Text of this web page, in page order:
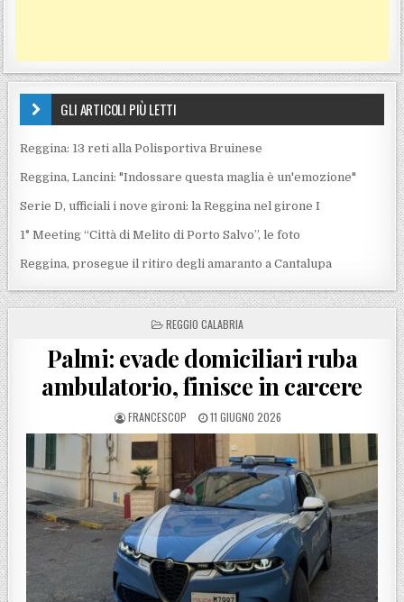
GLI ARTICOLI PIÙ LETTI
Reggina: 13 reti alla Polisportiva Bruinese
Reggina, Lancini: "Indossare questa maglia è un'emozione"
Serie D, ufficiali i nove gironi: la Reggina nel girone I
1° Meeting “Città di Melito di Porto Salvo”, le foto
Reggina, prosegue il ritiro degli amaranto a Cantalupa
POSTED IN
REGGIO CALABRIA
Palmi: evade domiciliari ruba
ambulatorio, finisce in carcere
POSTED BY
FRANCESCOP POSTED ON
11 GIUGNO 2026